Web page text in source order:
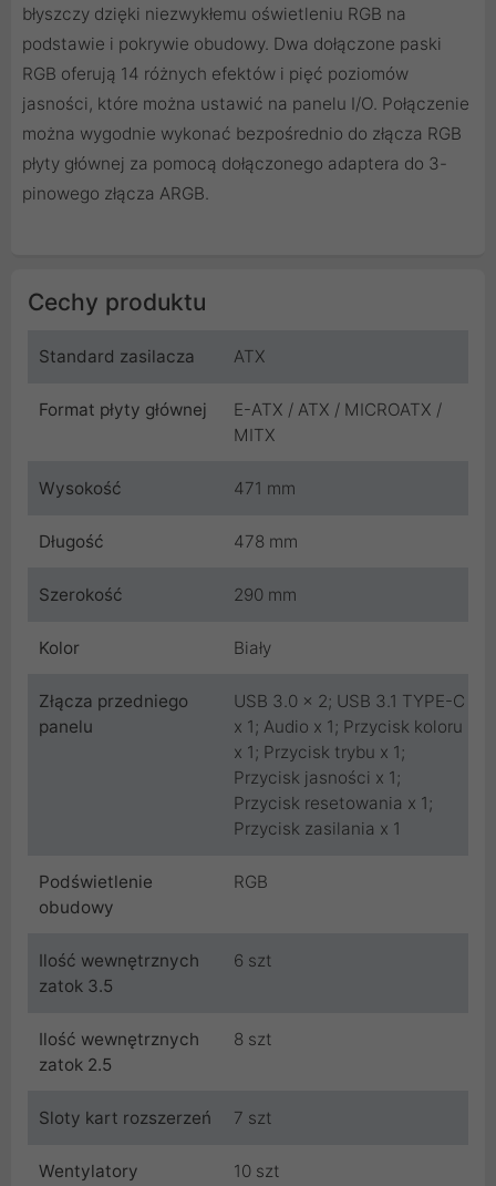
błyszczy dzięki niezwykłemu oświetleniu RGB na
podstawie i pokrywie obudowy. Dwa dołączone paski
RGB oferują 14 różnych efektów i pięć poziomów
jasności, które można ustawić na panelu I/O. Połączenie
można wygodnie wykonać bezpośrednio do złącza RGB
płyty głównej za pomocą dołączonego adaptera do 3-
pinowego złącza ARGB.
Cechy produktu
Standard zasilacza ATX
Format płyty głównej
E-ATX / ATX / MICROATX /
MITX
Wysokość 471 mm
Długość 478 mm
Szerokość 290 mm
Kolor Biały
Złącza przedniego
panelu
USB 3.0 x 2; USB 3.1 TYPE-C
x 1; Audio x 1; Przycisk koloru
x 1; Przycisk trybu x 1;
Przycisk jasności x 1;
Przycisk resetowania x 1;
Przycisk zasilania x 1
Podświetlenie
obudowy
RGB
Ilość wewnętrznych
zatok 3.5
6 szt
Ilość wewnętrznych
zatok 2.5
8 szt
Sloty kart rozszerzeń 7 szt
Wentylatory 10 szt